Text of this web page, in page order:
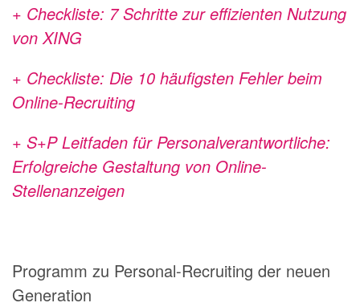
+ Checkliste: 7 Schritte zur effizienten Nutzung
von XING
+ Checkliste: Die 10 häufigsten Fehler beim
Online-Recruiting
+ S+P Leitfaden für Personalverantwortliche:
Erfolgreiche Gestaltung von Online-
Stellenanzeigen
Programm zu Personal-Recruiting der neuen
Generation